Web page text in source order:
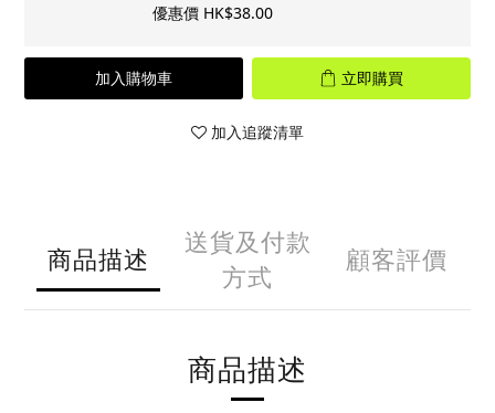
優惠價 HK$38.00
加入購物車 立即購買
加入追蹤清單
商品描述
送貨及付款
方式
顧客評價
商品描述